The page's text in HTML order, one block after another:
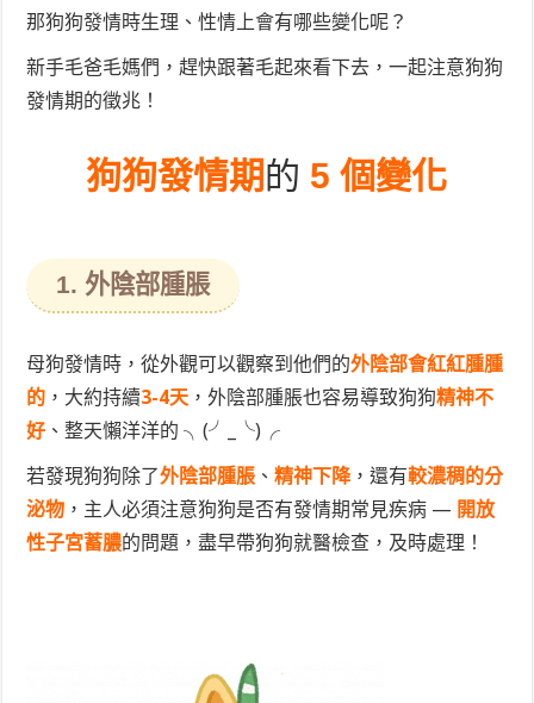
那狗狗發情時生理 、性情上會有哪些變化呢？
新手毛爸毛媽們，趕快跟著毛起來看下去，一起注意狗狗
發情期的徵兆！
狗狗發情期的 5 個變化
1. 外陰部腫脹
母狗發情時，從外觀可以觀察到他們的外陰部會紅紅腫腫
的 ，大約持續3-4天 ，外陰部腫脹也容易導致狗狗精神不
好 、整天懶洋洋的 ╮(╯_╰)╭
若發現狗狗除了外陰部腫脹 、精神下降，還有較濃稠的分
泌物 ，主人必須注意狗狗是否有發情期常見疾病 — 開放
性子宮蓄膿的問題，盡早帶狗狗就醫檢查，及時處理！